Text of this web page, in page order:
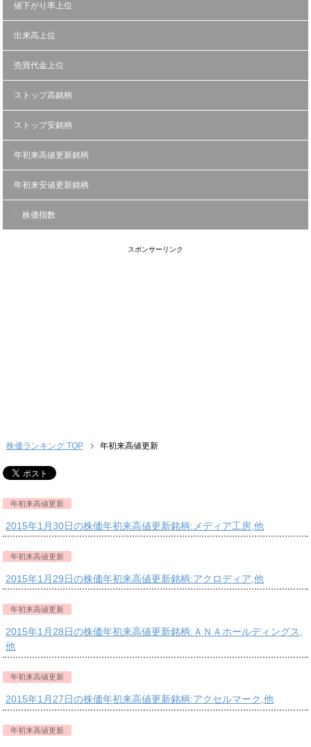
値下がり率上位
出来高上位
売買代金上位
ストップ高銘柄
ストップ安銘柄
年初来高値更新銘柄
年初来安値更新銘柄
株価指数
スポンサーリンク
株価ランキング TOP 年初来高値更新
年初来高値更新
2015年1月30日の株価年初来高値更新銘柄:メディア工房,他
年初来高値更新
2015年1月29日の株価年初来高値更新銘柄:アクロディア,他
年初来高値更新
2015年1月28日の株価年初来高値更新銘柄:ＡＮＡホールディングス,
他
年初来高値更新
2015年1月27日の株価年初来高値更新銘柄:アクセルマーク,他
年初来高値更新